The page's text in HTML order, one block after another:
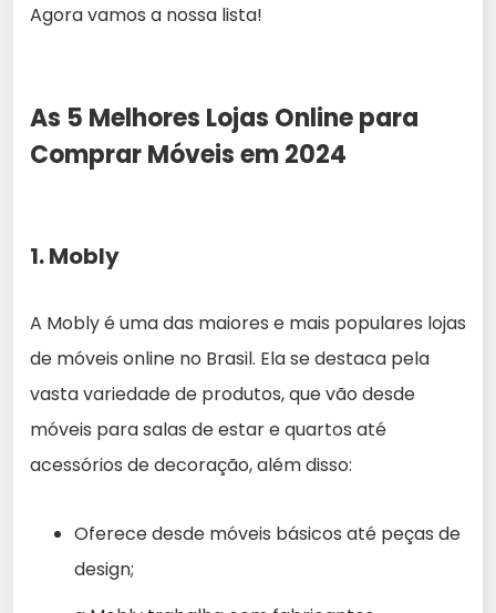
Agora vamos a nossa lista!
As 5 Melhores Lojas Online para
Comprar Móveis em 2024
1. Mobly
A Mobly é uma das maiores e mais populares lojas
de móveis online no Brasil. Ela se destaca pela
vasta variedade de produtos, que vão desde
móveis para salas de estar e quartos até
acessórios de decoração, além disso:
Oferece desde móveis básicos até peças de
design;